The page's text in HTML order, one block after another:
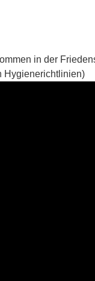
in der
Hygienerichtlinien)